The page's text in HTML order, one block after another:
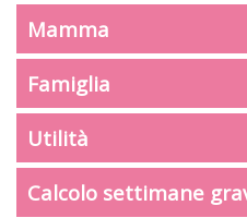
Mamma
Famiglia
Utilità
Calcolo settimane